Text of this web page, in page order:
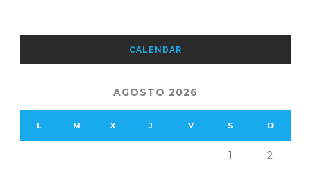
CALENDAR
AGOSTO 2026
L M X J V S D
1 2